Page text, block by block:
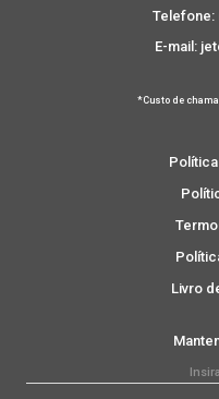
Telefone:
E-mail:
*Custo de
Livro